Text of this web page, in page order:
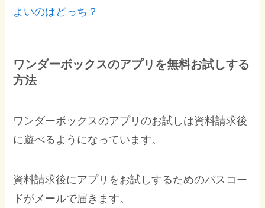
よいのはどっち？
ワンダーボックスのアプリを無料お試しする
方法
ワンダーボックスのアプリのお試しは資料請求後
に遊べるようになっています。
資料請求後にアプリをお試しするためのパスコー
ドがメールで届きます。